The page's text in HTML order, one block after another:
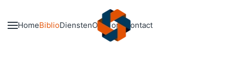
Skip to main content
HomeBiblioDienstenOver onsContact